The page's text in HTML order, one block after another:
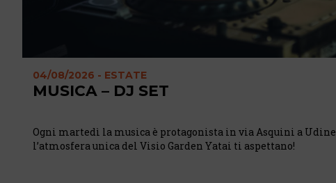
04/08/2026 - ESTATE
MUSICA – DJ SET
Ogni martedì la musica è protagonista in via Asquini a
l’atmosfera unica del Visio Garden Yatai ti aspettano!